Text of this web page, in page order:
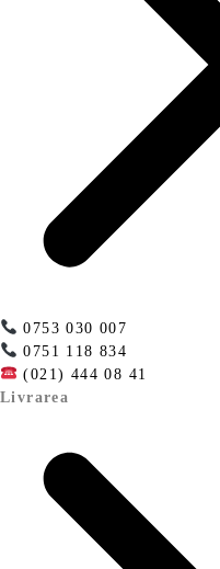
0753 030 007
0751 118 834
(021) 444 08 41
Livrarea